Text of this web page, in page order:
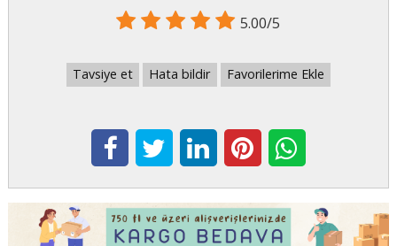
5.00/5
Tavsiye et Hata bildir Favorilerime Ekle